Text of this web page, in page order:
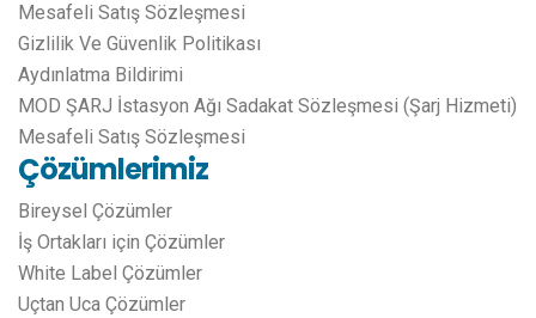
Mesafeli Satış Sözleşmesi
Gizlilik Ve Güvenlik Politikası
Aydınlatma Bildirimi
MOD ŞARJ İstasyon Ağı Sadakat Sözleşmesi (Şarj Hizmeti)
Mesafeli Satış Sözleşmesi
Çözümlerimiz
Bireysel Çözümler
İş Ortakları için Çözümler
White Label Çözümler
Uçtan Uca Çözümler